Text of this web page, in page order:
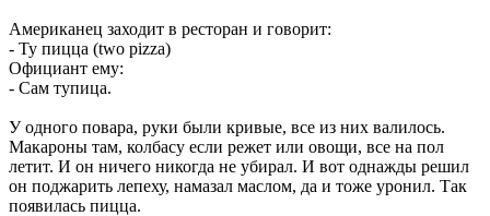
Американец заходит в ресторан и говорит:
- Ту пицца (two pizza)
Официант ему:
- Сам тупица.
У одного повара, руки были кривые, все из них валилось.
Макароны там, колбасу если режет или овощи, все на пол
летит. И он ничего никогда не убирал. И вот однажды решил
он поджарить лепеху, намазал маслом, да и тоже уронил. Так
появилась пицца.